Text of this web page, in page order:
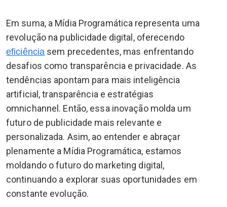
Em suma, a Mídia Programática representa uma
revolução na publicidade digital, oferecendo
eficiência sem precedentes, mas enfrentando
desafios como transparência e privacidade. As
tendências apontam para mais inteligência
artificial, transparência e estratégias
omnichannel. Então, essa inovação molda um
futuro de publicidade mais relevante e
personalizada. Asim, ao entender e abraçar
plenamente a Mídia Programática, estamos
moldando o futuro do marketing digital,
continuando a explorar suas oportunidades em
constante evolução.